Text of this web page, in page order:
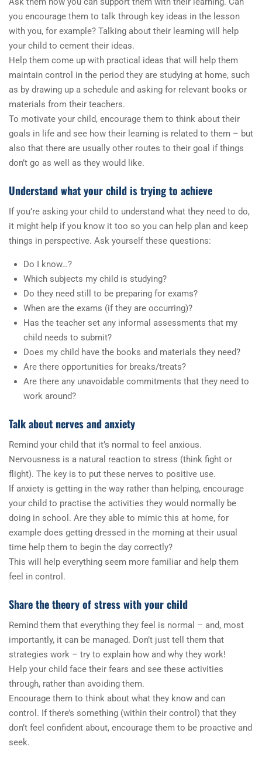
you encourage them to talk through key ideas in the lesson
with you, for example? Talking about their learning will help
your child to cement their ideas.
Help them come up with practical ideas that will help them
maintain control in the period they are studying at home, such
as by drawing up a schedule and asking for relevant books or
materials from their teachers.
To motivate your child, encourage them to think about their
goals in life and see how their learning is related to them – but
also that there are usually other routes to their goal if things
don’t go as well as they would like.
Understand what your child is trying to achieve
If you’re asking your child to understand what they need to do,
it might help if you know it too so you can help plan and keep
things in perspective. Ask yourself these questions:
Do I know…?
Which subjects my child is studying?
Do they need still to be preparing for exams?
When are the exams (if they are occurring)?
Has the teacher set any informal assessments that my
child needs to submit?
Does my child have the books and materials they need?
Are there opportunities for breaks/treats?
Are there any unavoidable commitments that they need to
work around?
Talk about nerves and anxiety
Remind your child that it’s normal to feel anxious.
Nervousness is a natural reaction to stress (think fight or
flight). The key is to put these nerves to positive use.
If anxiety is getting in the way rather than helping, encourage
your child to practise the activities they would normally be
doing in school. Are they able to mimic this at home, for
example does getting dressed in the morning at their usual
time help them to begin the day correctly?
This will help everything seem more familiar and help them
feel in control.
Share the theory of stress with your child
Remind them that everything they feel is normal – and, most
importantly, it can be managed. Don’t just tell them that
strategies work – try to explain how and why they work!
Help your child face their fears and see these activities
through, rather than avoiding them.
Encourage them to think about what they know and can
control. If there’s something (within their control) that they
don’t feel confident about, encourage them to be proactive and
seek.